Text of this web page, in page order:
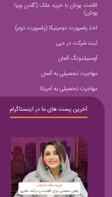
اقامت یونان با خرید ملک (گلدن ویزا
یونان)
اخذ پاسپورت دومینیکا (پاسپورت دوم)
ثبت شرکت در دبی
آوسبیلدونگ آلمان
مهاجرت تحصیلی به آلمان
مهاجرت تحصیلی به آمریکا
آخرین پست های ما در اینستاگرام